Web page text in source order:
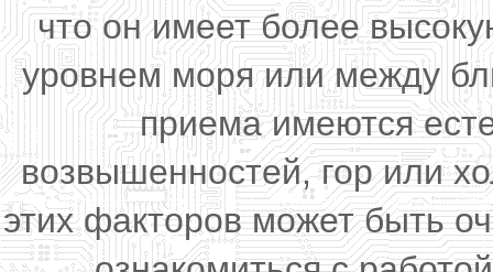
что он имеет более
уровнем моря или между
приема имеются
возвышенностей, гор или
этих факторов может быть